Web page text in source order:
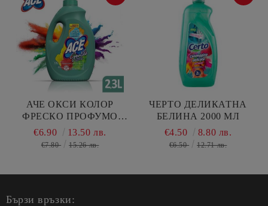
АЧЕ ОКСИ КОЛОР
ФРЕСКО ПРОФУМО
БЕЛИНА ЗА ЦВЕТНИ
ДРЕХИ 2300 МЛ
€6.90 13.50 лв.
€7.80 15.26 лв.
ЧЕРТО ДЕЛИКАТНА
БЕЛИНА 2000 МЛ
€4.50 8.80 лв.
€6.50 12.71 лв.
Бързи връзки: